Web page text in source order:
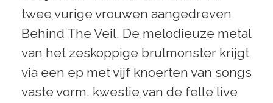
twee vurige vrouwen aangedreven
Behind The Veil. De melodieuze metal
van het zeskoppige brulmonster krijgt
via een ep met vijf knoerten van songs
vaste vorm, kwestie van de felle live